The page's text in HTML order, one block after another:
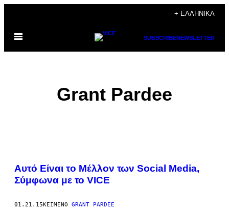
περιεχόμενο
+ ΕΛΛΗΝΙΚΆ
Ανοίξτε
μενού
SUBSCRIBENEWSLETTER
Grant Pardee
POSTS
BY
THIS
Αυτό Είναι τo Μέλλον των Social Media,
Σύμφωνα με το VICE
01.21.15ΚΕΊΜΕΝΟ GRANT PARDEE